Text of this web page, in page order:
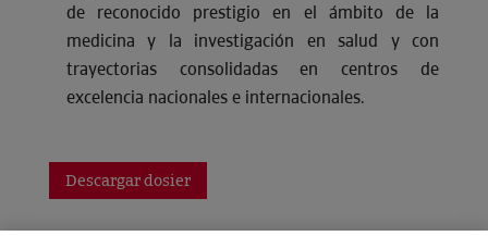
de reconocido prestigio en el ámbito de la
medicina y la investigación en salud y con
trayectorias consolidadas en centros de
excelencia nacionales e internacionales.
Descargar dosier